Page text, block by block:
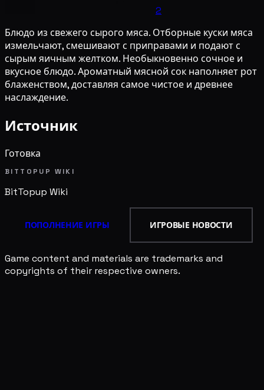
2
Блюдо из свежего сырого мяса. Отборные куски мяса
измельчают, смешивают с приправами и подают с
сырым яичным желтком. Необыкновенно сочное и
вкусное блюдо. Ароматный мясной сок наполняет рот
блаженством, доставляя самое чистое и древнее
наслаждение.
Источник
Готовка
BITTOPUP WIKI
BitTopup Wiki
ПОПОЛНЕНИЕ ИГРЫ ИГРОВЫЕ НОВОСТИ
Game content and materials are trademarks and
copyrights of their respective owners.